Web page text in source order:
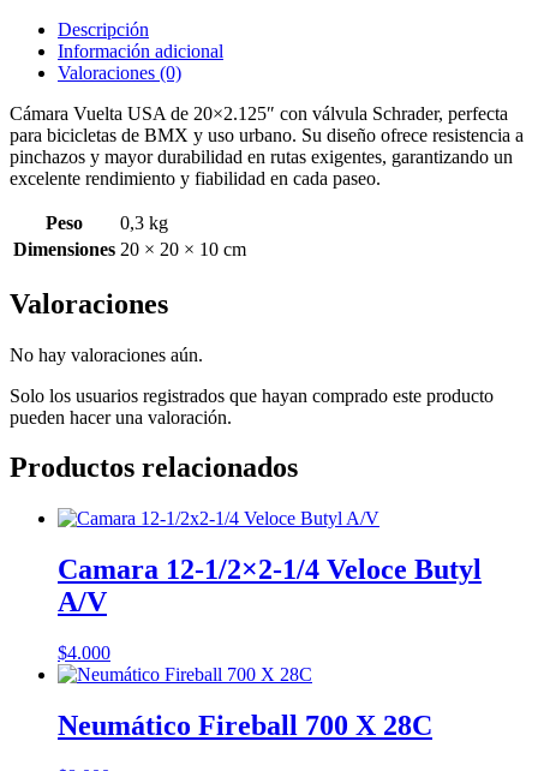
Descripción
Información adicional
Valoraciones (0)
Cámara Vuelta USA de 20×2.125″ con válvula Schrader, perfecta
para bicicletas de BMX y uso urbano. Su diseño ofrece resistencia a
pinchazos y mayor durabilidad en rutas exigentes, garantizando un
excelente rendimiento y fiabilidad en cada paseo.
Peso
0,3 kg
Dimensiones 20 × 20 × 10 cm
Valoraciones
No hay valoraciones aún.
Solo los usuarios registrados que hayan comprado este producto
pueden hacer una valoración.
Productos relacionados
Camara 12-1/2×2-1/4 Veloce Butyl
A/V
$4.000
Neumático Fireball 700 X 28C